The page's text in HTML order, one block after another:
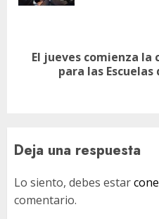
Siguiente
El jueves comienza la
para las
Deja una respuesta
Lo siento, debes estar
comentario.